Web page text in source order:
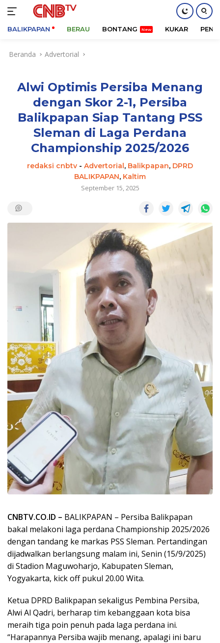
BALIKPAPAN BERAU BONTANG KUKAR
Beranda Advertorial
Alwi Optimis Persiba Menang
dengan Skor 2-1, Persiba
Balikpapan Siap Tantang PSS
Sleman di Laga Perdana
Championship 2025/2026
redaksi cnbtv - Advertorial, Balikpapan, DPRD
BALIKPAPAN, Kaltim
September 15, 2025
CNBTV.CO.ID – BALIKPAPAN – Persiba Balikpapan
bakal melakoni laga perdana Championship 2025/2026
dengan tandang ke markas PSS Sleman. Pertandingan
dijadwalkan berlangsung malam ini, Senin (15/9/2025)
di Stadion Maguwoharjo, Kabupaten Sleman,
Yogyakarta, kick off pukul 20.00 Wita.
Ketua DPRD Balikpapan sekaligus Pembina Persiba,
Alwi Al Qadri, berharap tim kebanggaan kota bisa
meraih tiga poin penuh pada laga perdana ini.
“Harapannya Persiba wajib menang, apalagi ini baru